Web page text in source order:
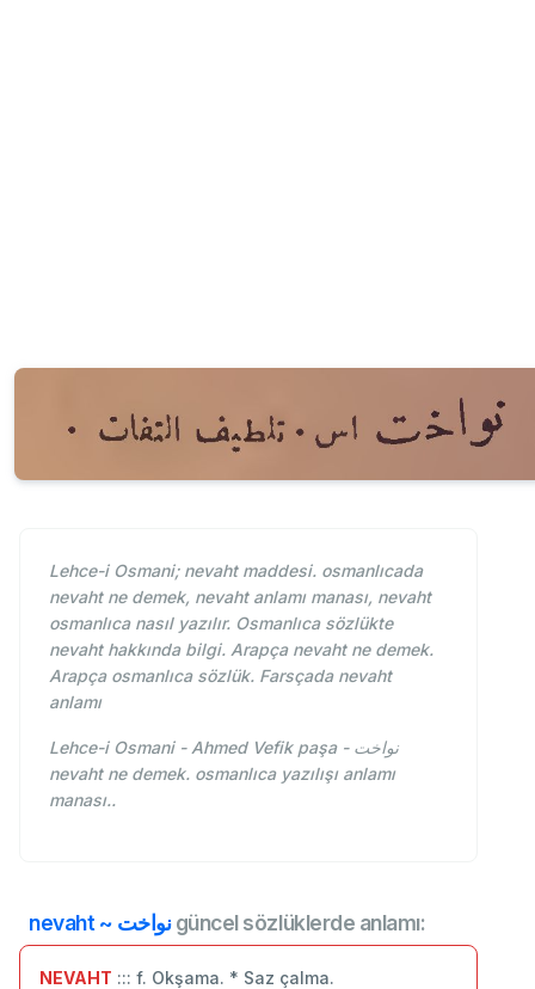
Lehce-i Osmani; nevaht maddesi. osmanlıcada
nevaht ne demek, nevaht anlamı manası, nevaht
osmanlıca nasıl yazılır. Osmanlıca sözlükte
nevaht hakkında bilgi. Arapça nevaht ne demek.
Arapça osmanlıca sözlük. Farsçada nevaht
anlamı
Lehce-i Osmani - Ahmed Vefik paşa - نواخت
nevaht ne demek. osmanlıca yazılışı anlamı
manası..
nevaht ~ نواختgüncel sözlüklerde anlamı:
NEVAHT ::: f. Okşama. * Saz çalma.